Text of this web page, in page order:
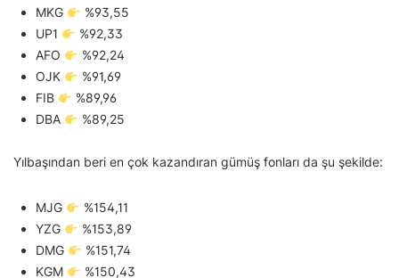
MKG
%93,55
UP1
%92,33
AFO
%92,24
OJK
%91,69
FIB
%89,96
DBA
%89,25
Yılbaşından beri en çok kazandıran gümüş fonları da şu şekilde:
MJG
%154,11
YZG
%153,89
DMG
%151,74
KGM
%150,43